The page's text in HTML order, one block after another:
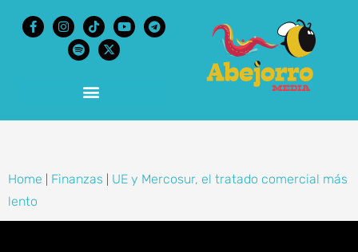
Home Finanzas
UE y Mercosur, el tratado comercial más
lento